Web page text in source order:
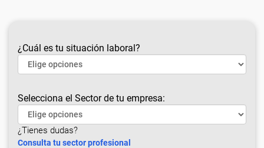
¿Cuál es tu situación laboral?
Selecciona el Sector de tu empresa:
¿Tienes dudas?
Consulta tu sector profesional